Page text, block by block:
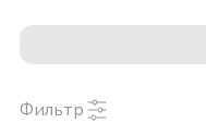
Фильтр